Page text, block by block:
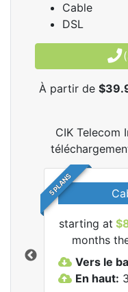
Cable
DSL
À partir de
CIK Telecom
5 PLANS
starting at
months
Vers le
En haut: